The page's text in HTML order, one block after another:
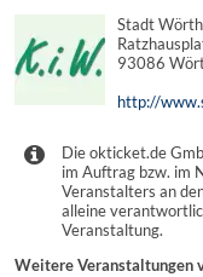
Stadt
93086
http://
Die okticket.de
im Auftrag bzw. im
Veranstalters an
alleine
Veranstaltung.
Weitere Veranstaltungen